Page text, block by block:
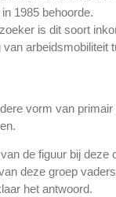
1985 behoorde.
is dit soort
arbeidsmobiliteit
vorm van
de figuur bij deze
deze groep
het antwoord.